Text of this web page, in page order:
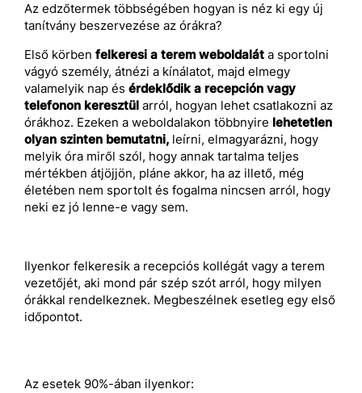
Az edzőtermek többségében hogyan is néz ki egy új
tanítvány beszervezése az órákra?
Első körben felkeresi a terem weboldalát a sportolni
vágyó személy, átnézi a kínálatot, majd elmegy
valamelyik nap és érdeklődik a recepción vagy
telefonon keresztül arról, hogyan lehet csatlakozni az
órákhoz. Ezeken a weboldalakon többnyire lehetetlen
olyan szinten bemutatni, leírni, elmagyarázni, hogy
melyik óra miről szól, hogy annak tartalma teljes
mértékben átjöjjön, pláne akkor, ha az illető, még
életében nem sportolt és fogalma nincsen arról, hogy
neki ez jó lenne-e vagy sem.
Ilyenkor felkeresik a recepciós kollégát vagy a terem
vezetőjét, aki mond pár szép szót arról, hogy milyen
órákkal rendelkeznek. Megbeszélnek esetleg egy első
időpontot.
Az esetek 90%-ában ilyenkor: